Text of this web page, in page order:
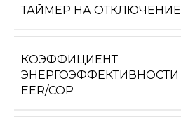
ТАЙМЕР НА ОТКЛЮЧЕНИЕ
КОЭФФИЦИЕНТ
ЭНЕРГОЭФФЕКТИВНОСТИ
EER/COP